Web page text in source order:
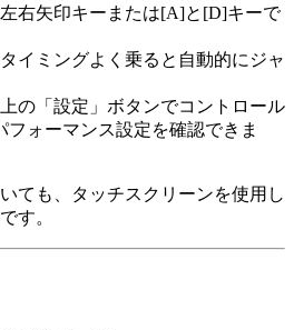
右矢印キーまたは[A]と[D]キーで
イミングよく乗ると自動的にジャ
の「設定」ボタンでコントロール
フォーマンス設定を確認できま
ても、タッチスクリーンを使用し
す。